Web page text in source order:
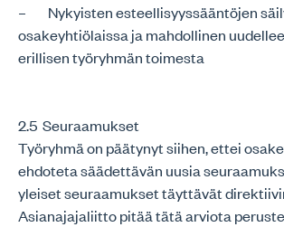
– Nykyisten esteellisyyssääntöjen
osakeyhtiölaissa ja mahdollinen
erillisen työryhmän toimesta
2.5 Seuraamukset
Työryhmä on päätynyt siihen, ettei
ehdoteta säädettävän uusia
yleiset seuraamukset täyttävät
Asianajajaliitto pitää tätä arviota